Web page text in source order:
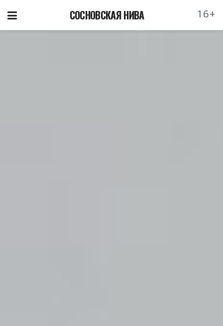
СОСНОВСКАЯ НИВА 16+